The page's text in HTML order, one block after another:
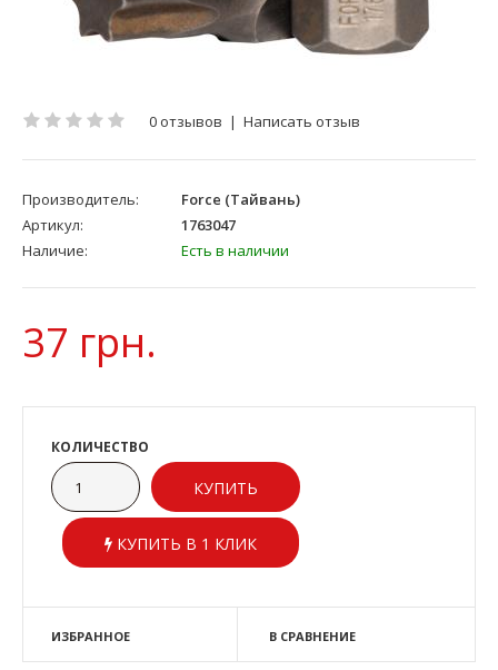
0 отзывов | Написать отзыв
Производитель:
Force (Тайвань)
Артикул:
1763047
Наличие:
Есть в наличии
37 грн.
КОЛИЧЕСТВО
КУПИТЬ В 1 КЛИК
ИЗБРАННОЕ В СРАВНЕНИЕ